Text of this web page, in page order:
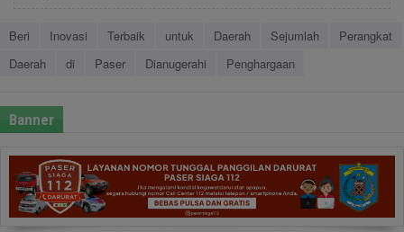
Beri Inovasi Terbaik untuk Daerah Sejumlah
Perangkat
Daerah
di Paser Dianugerahi Penghargaan
Banner